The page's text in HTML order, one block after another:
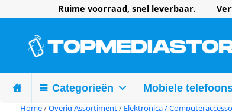
Ruime voorraad, snel leverbaar.
Categorieën Mobiele
Home/Overig Assortiment/ Elektronica /